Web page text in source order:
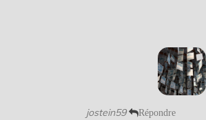
jostein59 Répondre